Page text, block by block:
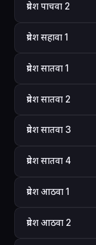
प्रवेश पाचवा 2
प्रवेश सहावा 1
प्रवेश सातवा 1
प्रवेश सातवा 2
प्रवेश सातवा 3
प्रवेश सातवा 4
प्रवेश आठवा 1
प्रवेश आठवा 2